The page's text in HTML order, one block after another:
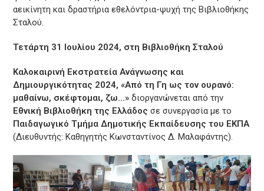
αεικίνητη και δραστήρια εθελόντρια-ψυχή της Βιβλιοθήκης
Σταλού.
Τετάρτη 31 Ιουλίου 2024, στη Βιβλιοθήκη Σταλού
Καλοκαιρινή Εκστρατεία Ανάγνωσης και
Δημιουργικότητας 2024, «Από τη Γη ως τον ουρανό:
μαθαίνω, σκέφτομαι, ζω…»διοργανώνεται από την
Εθνική Βιβλιοθήκη της Ελλάδοςσε συνεργασία με το
Παιδαγωγικό Τμήμα Δημοτικής Εκπαίδευσης του ΕΚΠΑ
(Διευθυντής: Καθηγητής Κωνσταντίνος Δ. Μαλαφάντης).